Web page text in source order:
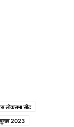
लोकसभा सीट
2023